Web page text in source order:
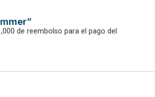
de reembolso para el pago del